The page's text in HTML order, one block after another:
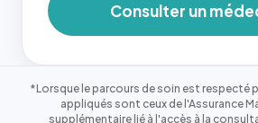
Consulter un
*Lorsque le parcours de soin est respecté
appliqués sont ceux de l'Assurance
supplémentaire lié à l'accès à la